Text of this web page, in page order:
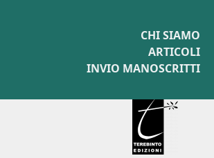
CHI SIAMO
ARTICOLI
INVIO MANOSCRITTI